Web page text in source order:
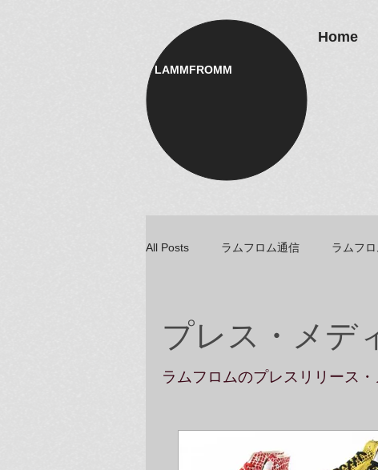
LAMMFROMM​
Home
All Posts ラムフロム通信 ラムフ
プレス・メデ
ラムフロムのプレスリリース